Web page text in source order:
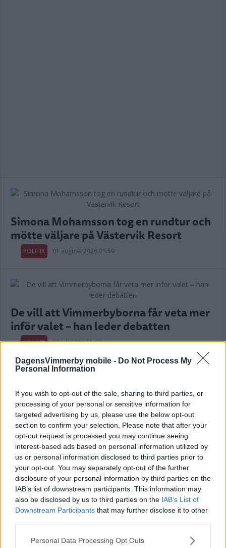
DagensVimmerby mobile - Do Not Process My
Personal Information
If you wish to opt-out of the sale, sharing to third parties, or
processing of your personal or sensitive information for
targeted advertising by us, please use the below opt-out
section to confirm your selection. Please note that after your
opt-out request is processed you may continue seeing
interest-based ads based on personal information utilized by
us or personal information disclosed to third parties prior to
your opt-out. You may separately opt-out of the further
disclosure of your personal information by third parties on the
IAB’s list of downstream participants. This information may
also be disclosed by us to third parties on the IAB’s List of
Downstream Participants that may further disclose it to other
Please note that this website/app uses one or more Google
Personal Data Processing Opt Outs
Simona Mohamsson tog en rundtur och
mötte väljare på Västervik Resort
POLITIK 01 augusti 2026 03.59
De vill att Vimmerbyborna får veta mer
inför valet – han leder debatten
POLITIK 28 juli 2026 15.00
Annons:
Hilda Helmersson (C) om våld i ungas
nära relationer: "Mörkertalet är stort”
POLITIK 22 juli 2026 18.00
Var tredje kvinna utsatt för våld –
toppolitiker vill se ökat stöd